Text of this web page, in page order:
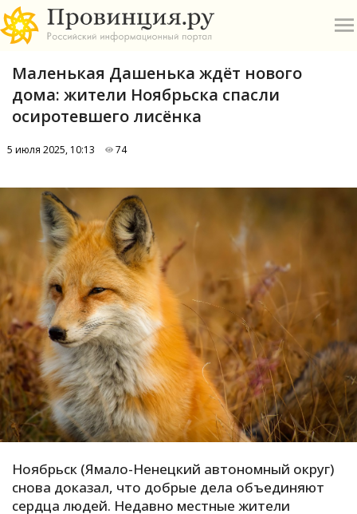
Б
В
Е
К
С
Т
Маленькая Дашенька ждёт нового
дома: жители Ноябрьска спасли
осиротевшего лисёнка
5 июля 2025, 10:13 74
Ноябрьск (Ямало-Ненецкий автономный округ)
снова доказал, что добрые дела объединяют
сердца людей. Недавно местные жители